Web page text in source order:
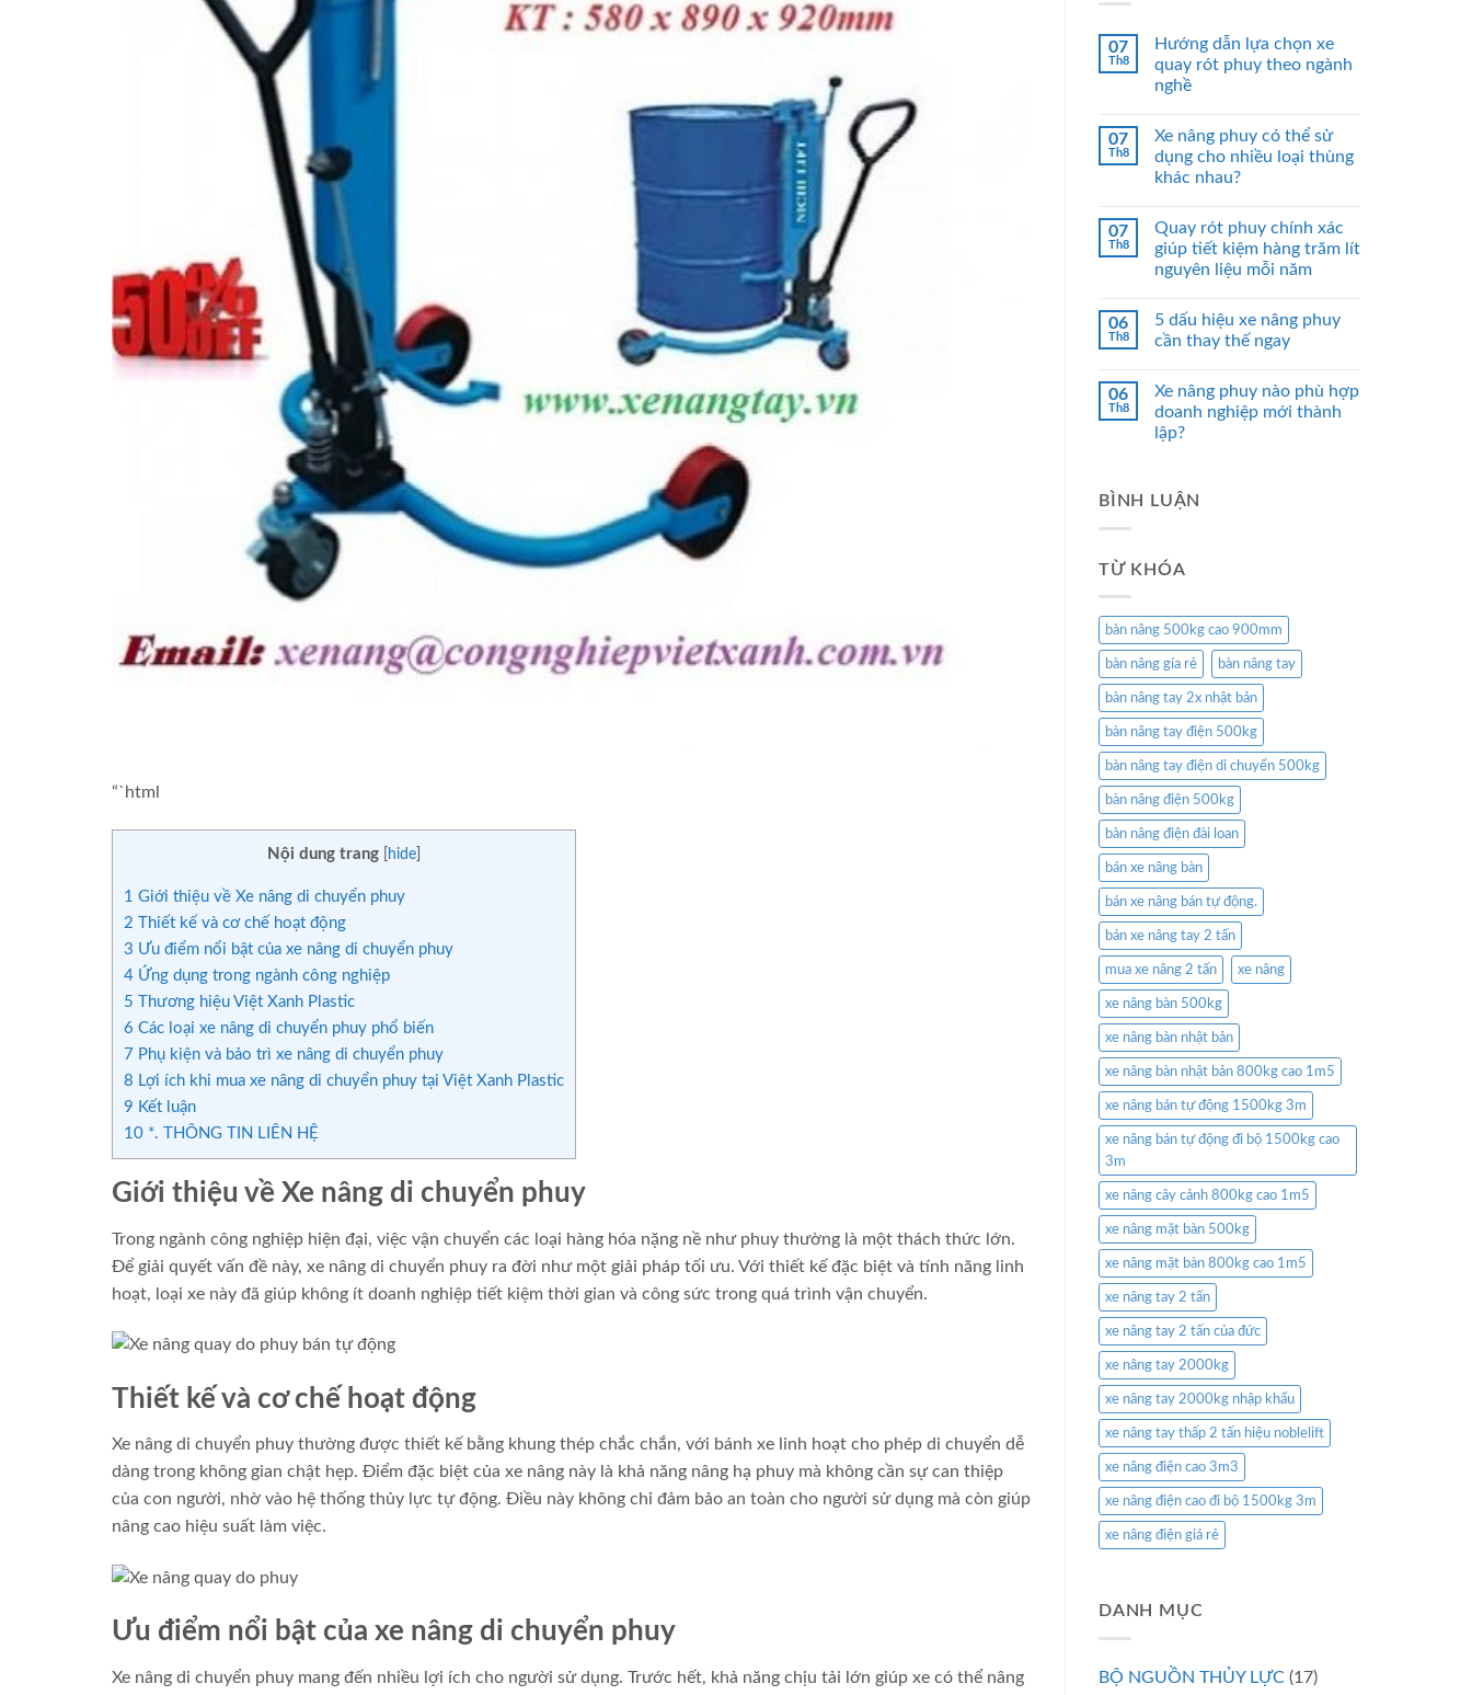
“`html
Nội dung trang hide
1 Giới thiệu về Xe nâng di chuyển phuy
2 Thiết kế và cơ chế hoạt động
3 Ưu điểm nổi bật của xe nâng di chuyển phuy
4 Ứng dụng trong ngành công nghiệp
5 Thương hiệu Việt Xanh Plastic
6 Các loại xe nâng di chuyển phuy phổ biến
7 Phụ kiện và bảo trì xe nâng di chuyển phuy
8 Lợi ích khi mua xe nâng di chuyển phuy tại Việt Xanh Plastic
9 Kết luận
10 *. THÔNG TIN LIÊN HỆ
Giới thiệu về Xe nâng di chuyển phuy
Trong ngành công nghiệp hiện đại, việc vận chuyển các loại hàng hóa nặng nề như phuy thường là một thách thức lớn.
Để giải quyết vấn đề này, xe nâng di chuyển phuy ra đời như một giải pháp tối ưu. Với thiết kế đặc biệt và tính năng linh
hoạt, loại xe này đã giúp không ít doanh nghiệp tiết kiệm thời gian và công sức trong quá trình vận chuyển.
Thiết kế và cơ chế hoạt động
Xe nâng di chuyển phuy thường được thiết kế bằng khung thép chắc chắn, với bánh xe linh hoạt cho phép di chuyển dễ
dàng trong không gian chật hẹp. Điểm đặc biệt của xe nâng này là khả năng nâng hạ phuy mà không cần sự can thiệp
của con người, nhờ vào hệ thống thủy lực tự động. Điều này không chỉ đảm bảo an toàn cho người sử dụng mà còn giúp
nâng cao hiệu suất làm việc.
Ưu điểm nổi bật của xe nâng di chuyển phuy
Xe nâng di chuyển phuy mang đến nhiều lợi ích cho người sử dụng. Trước hết, khả năng chịu tải lớn giúp xe có thể nâng
07
Th8
Hướng dẫn lựa chọn xe
quay rót phuy theo ngành
nghề
07
Th8
Xe nâng phuy có thể sử
dụng cho nhiều loại thùng
khác nhau?
07
Th8
Quay rót phuy chính xác
giúp tiết kiệm hàng trăm lít
nguyên liệu mỗi năm
06
Th8
5 dấu hiệu xe nâng phuy
cần thay thế ngay
06
Th8
Xe nâng phuy nào phù hợp
doanh nghiệp mới thành
lập?
BÌNH LUẬN
TỪ KHÓA
bàn nâng 500kg cao 900mm
bàn nâng gía rẻ bàn nâng tay
bàn nâng tay 2x nhật bản
bàn nâng tay điện 500kg
bàn nâng tay điện di chuyển 500kg
bàn nâng điện 500kg
bàn nâng điện đài loan
bán xe nâng bàn
bán xe nâng bán tự động.
bán xe nâng tay 2 tấn
mua xe nâng 2 tấn xe nâng
xe nâng bàn 500kg
xe nâng bàn nhật bản
xe nâng bàn nhật bản 800kg cao 1m5
xe nâng bán tự động 1500kg 3m
xe nâng bán tự động đi bộ 1500kg cao
3m
xe nâng cây cảnh 800kg cao 1m5
xe nâng mặt bàn 500kg
xe nâng mặt bàn 800kg cao 1m5
xe nâng tay 2 tấn
xe nâng tay 2 tấn của đức
xe nâng tay 2000kg
xe nâng tay 2000kg nhập khẩu
xe nâng tay thấp 2 tấn hiệu noblelift
xe nâng điện cao 3m3
xe nâng điện cao đi bộ 1500kg 3m
xe nâng điện giá rẻ
DANH MỤC
BỘ NGUỒN THỦY LỰC (17)